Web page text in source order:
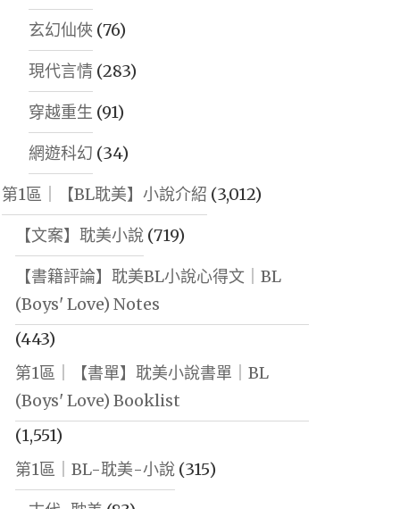
玄幻仙俠 (76)
現代言情(283)
穿越重生 (91)
網遊科幻 (34)
第1區｜【BL耽美】小說介紹 (3,012)
【文案】耽美小說(719)
【書籍評論】耽美BL小說心得文｜BL
(Boys' Love) Notes
(443)
第1區｜【書單】耽美小說書單｜BL
(Boys' Love) Booklist
(1,551)
第1區｜BL-耽美-小說(315)